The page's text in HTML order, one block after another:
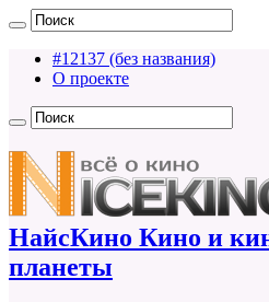
#12137 (без названия)
О проекте
НайсКино Кино и
планеты